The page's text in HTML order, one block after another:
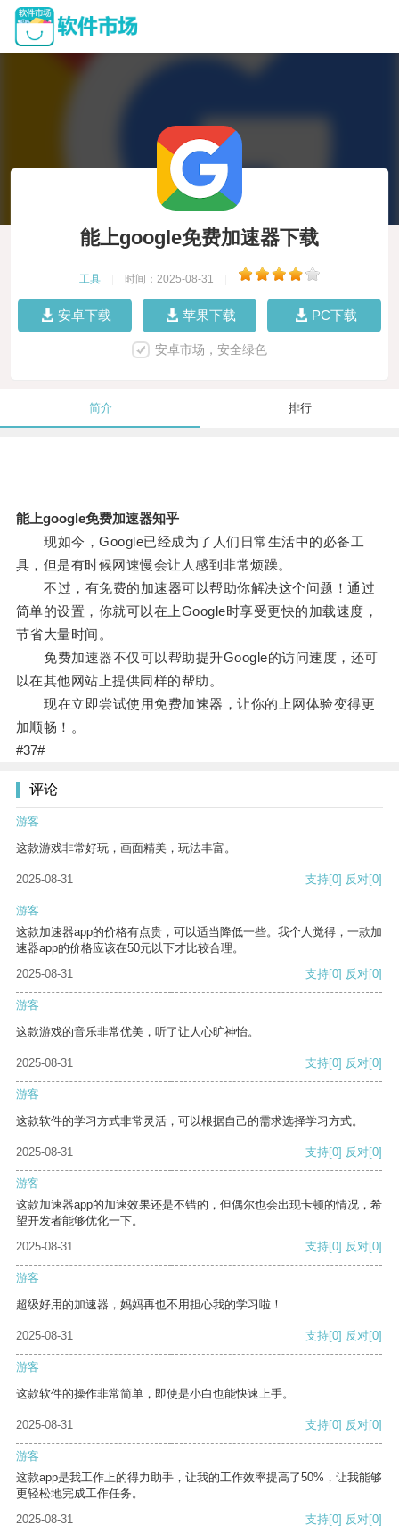
能上google免费加速器下载
工具 时间：2025-08-31
安卓下载 苹果下载 PC下载
安卓市场，安全绿色
简介 排行
能上google免费加速器知乎
现如今，Google已经成为了人们日常生活中的必备工
具，但是有时候网速慢会让人感到非常烦躁。
不过，有免费的加速器可以帮助你解决这个问题！通过
简单的设置，你就可以在上Google时享受更快的加载速度，
节省大量时间。
免费加速器不仅可以帮助提升Google的访问速度，还可
以在其他网站上提供同样的帮助。
现在立即尝试使用免费加速器，让你的上网体验变得更
加顺畅！。
#37#
评论
游客
这款游戏非常好玩，画面精美，玩法丰富。
2025-08-31 支持[0] 反对[0]
游客
这款加速器app的价格有点贵，可以适当降低一些。我个人觉得，一款加
速器app的价格应该在50元以下才比较合理。
2025-08-31
支持[0] 反对[0]
游客
这款游戏的音乐非常优美，听了让人心旷神怡。
2025-08-31 支持[0] 反对[0]
游客
这款软件的学习方式非常灵活，可以根据自己的需求选择学习方式。
2025-08-31 支持[0] 反对[0]
游客
这款加速器app的加速效果还是不错的，但偶尔也会出现卡顿的情况，希
望开发者能够优化一下。
2025-08-31
支持[0] 反对[0]
游客
超级好用的加速器，妈妈再也不用担心我的学习啦！
2025-08-31 支持[0] 反对[0]
游客
这款软件的操作非常简单，即使是小白也能快速上手。
2025-08-31 支持[0] 反对[0]
游客
这款app是我工作上的得力助手，让我的工作效率提高了50%，让我能够
更轻松地完成工作任务。
2025-08-31
支持[0] 反对[0]